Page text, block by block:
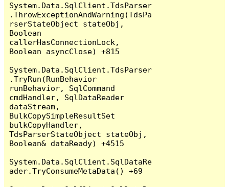
System.Data.SqlClient.TdsParser
.ThrowExceptionAndWarning(TdsPa
rserStateObject stateObj,
Boolean
callerHasConnectionLock,
Boolean asyncClose) +815
System.Data.SqlClient.TdsParser
.TryRun(RunBehavior
runBehavior, SqlCommand
cmdHandler, SqlDataReader
dataStream,
BulkCopySimpleResultSet
bulkCopyHandler,
TdsParserStateObject stateObj,
Boolean& dataReady) +4515
System.Data.SqlClient.SqlDataRe
ader.TryConsumeMetaData() +69